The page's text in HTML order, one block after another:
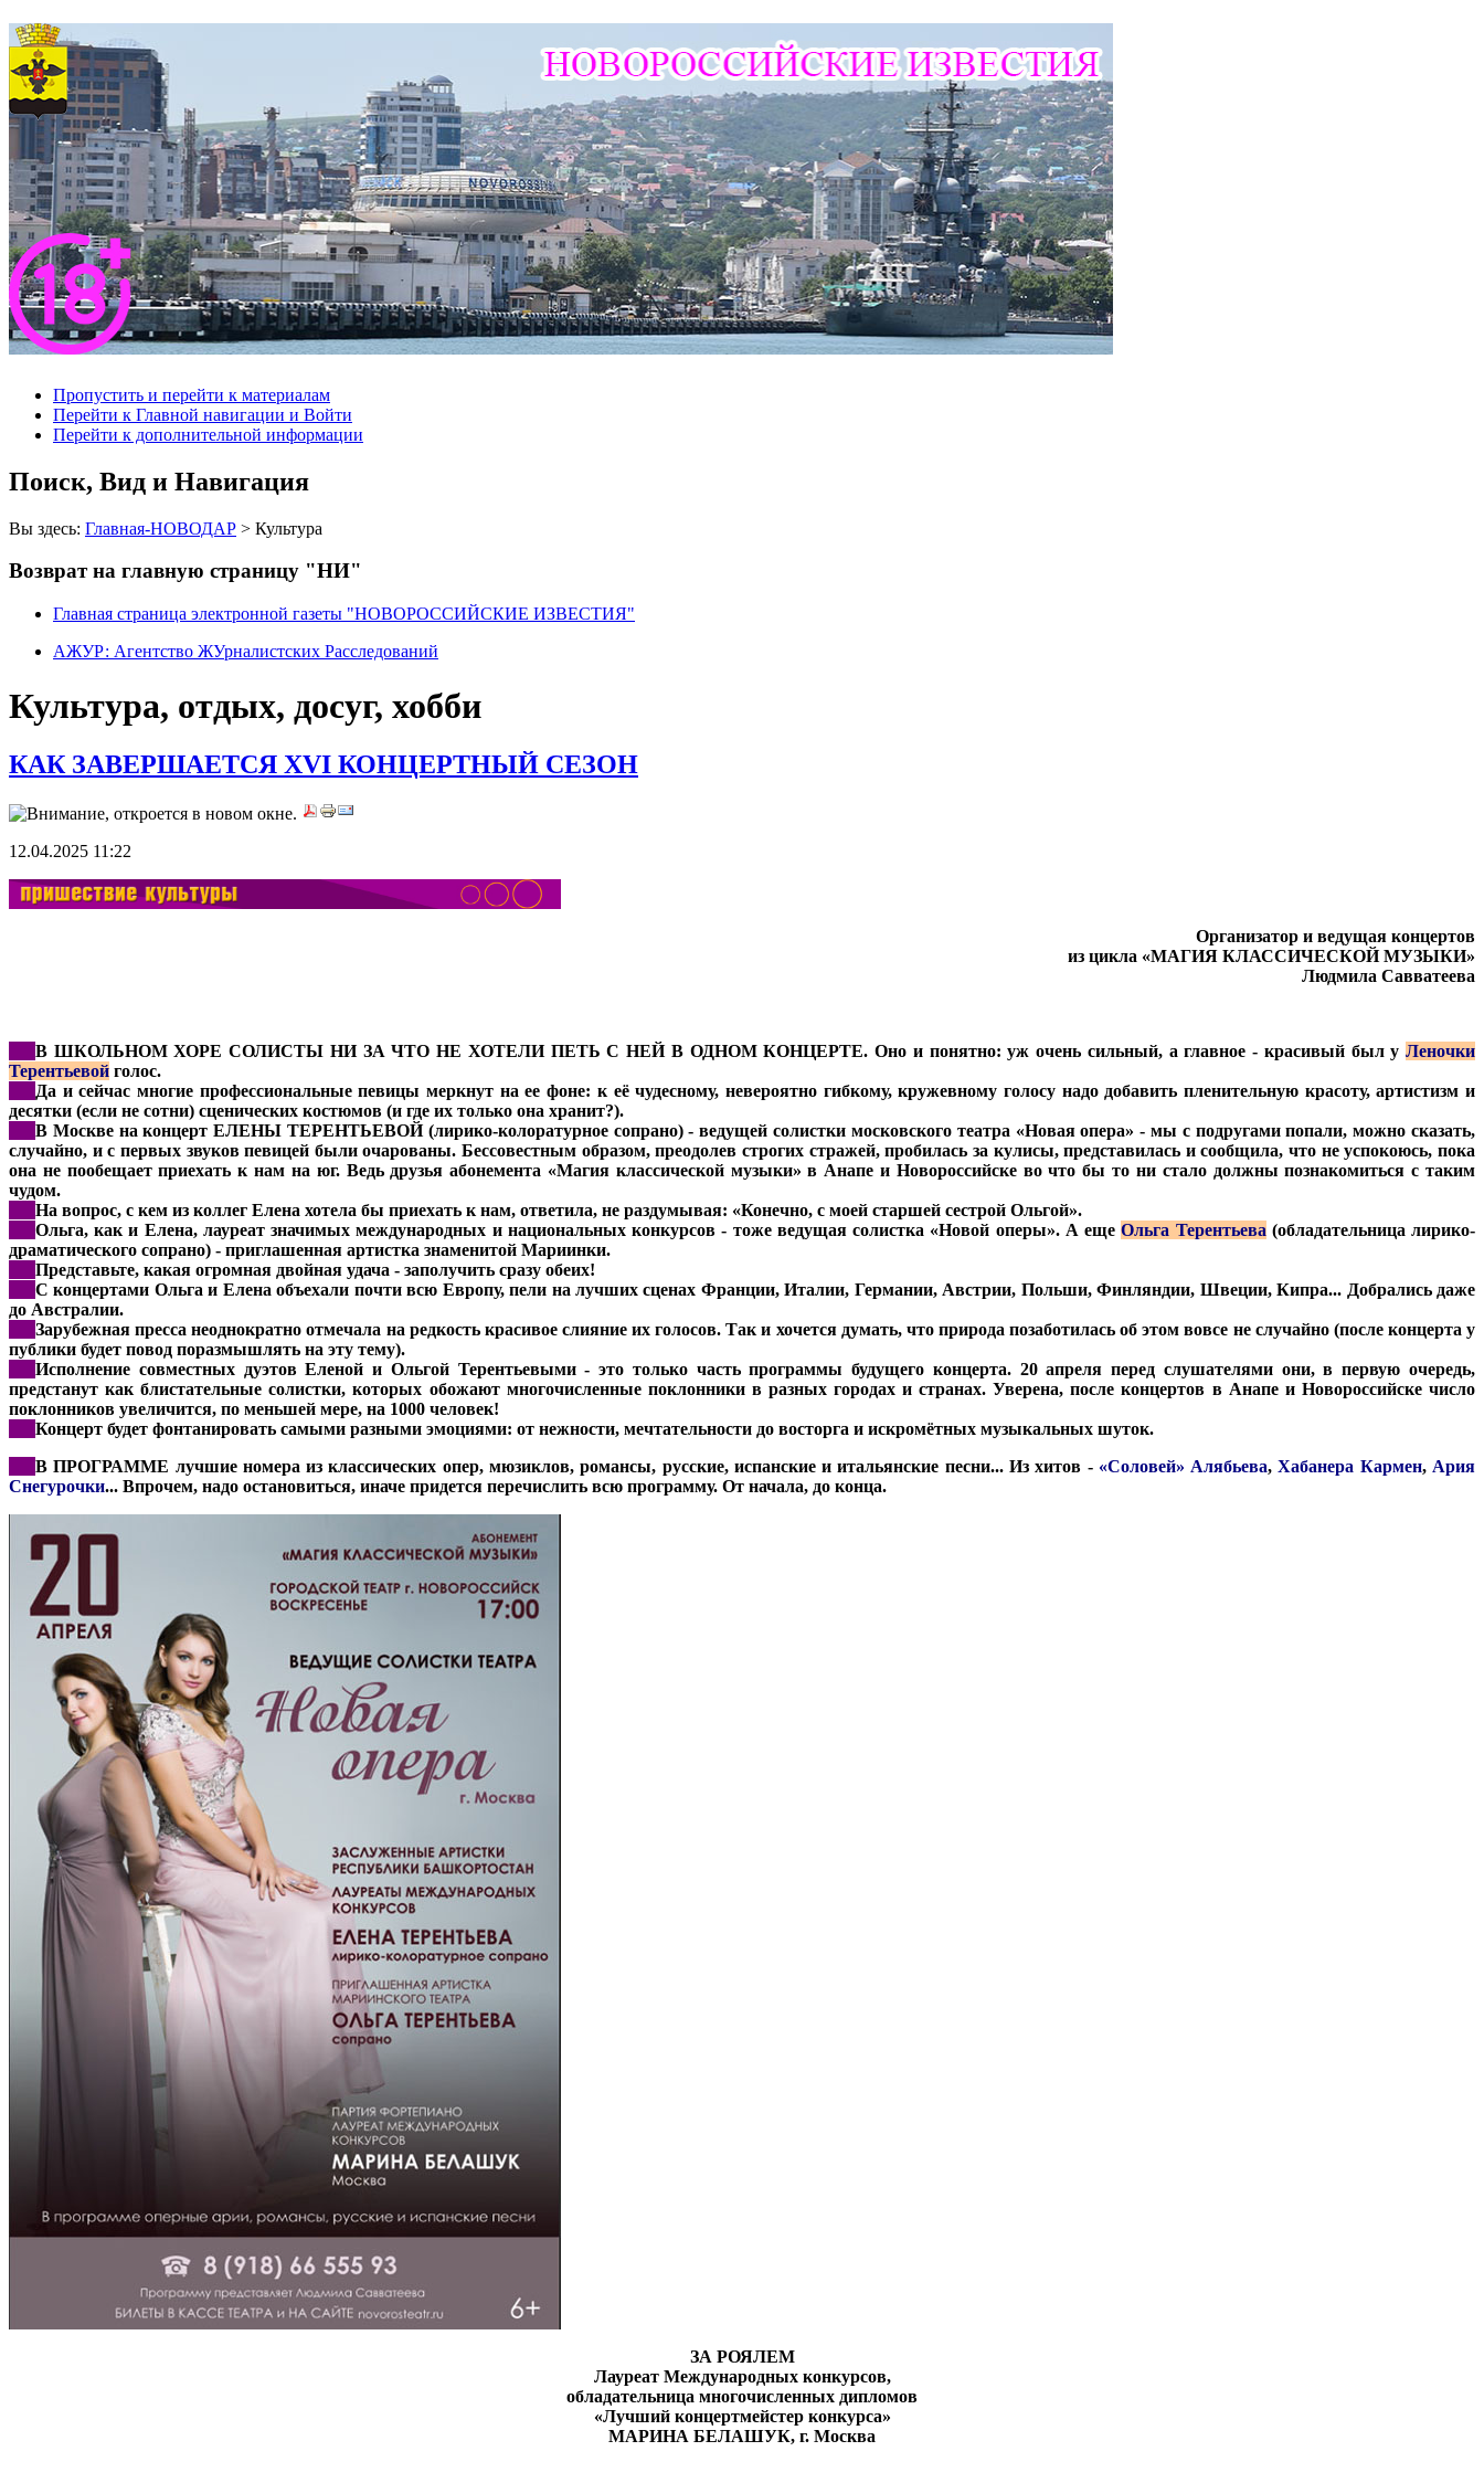
Пропустить и перейти к материалам
Перейти к Главной навигации и Войти
Перейти к дополнительной информации
Поиск, Вид и Навигация
Вы здесь: Главная-НОВОДАР > Культура
Возврат на главную страницу "НИ"
Главная страница электронной газеты "НОВОРОССИЙСКИЕ ИЗВЕСТИЯ"
АЖУР: Агентство ЖУрналистских Расследований
Культура, отдых, досуг, хобби
КАК ЗАВЕРШАЕТСЯ XVI КОНЦЕРТНЫЙ СЕЗОН
12.04.2025 11:22
Организатор и ведущая концертов
из цикла «МАГИЯ КЛАССИЧЕСКОЙ МУЗЫКИ»
Людмила Савватеева
В ШКОЛЬНОМ ХОРЕ СОЛИСТЫ НИ ЗА ЧТО НЕ ХОТЕЛИ ПЕТЬ С НЕЙ В ОДНОМ КОНЦЕРТЕ. Оно и понятно: уж очень сильный, а главное - красивый был у Леночки
Терентьевой голос.
Да и сейчас многие профессиональные певицы меркнут на ее фоне: к её чудесному, невероятно гибкому, кружевному голосу надо добавить пленительную красоту, артистизм и
десятки (если не сотни) сценических костюмов (и где их только она хранит?).
В Москве на концерт ЕЛЕНЫ ТЕРЕНТЬЕВОЙ (лирико-колоратурное сопрано) - ведущей солистки московского театра «Новая опера» - мы с подругами попали, можно сказать,
случайно, и с первых звуков певицей были очарованы. Бессовестным образом, преодолев строгих стражей, пробилась за кулисы, представилась и сообщила, что не успокоюсь, пока
она не пообещает приехать к нам на юг. Ведь друзья абонемента «Магия классической музыки» в Анапе и Новороссийске во что бы то ни стало должны познакомиться с таким
чудом.
На вопрос, с кем из коллег Елена хотела бы приехать к нам, ответила, не раздумывая: «Конечно, с моей старшей сестрой Ольгой».
Ольга, как и Елена, лауреат значимых международных и национальных конкурсов - тоже ведущая солистка «Новой оперы». А ещеОльга Терентьева (обладательница лирико-
драматического сопрано) - приглашенная артистка знаменитой Мариинки.
Представьте, какая огромная двойная удача - заполучить сразу обеих!
С концертами Ольга и Елена объехали почти всю Европу, пели на лучших сценах Франции, Италии, Германии, Австрии, Польши, Финляндии, Швеции, Кипра... Добрались даже
до Австралии.
Зарубежная пресса неоднократно отмечала на редкость красивое слияние их голосов. Так и хочется думать, что природа позаботилась об этом вовсе не случайно (после концерта у
публики будет повод поразмышлять на эту тему).
Исполнение совместных дуэтов Еленой и Ольгой Терентьевыми - это только часть программы будущего концерта. 20 апреля перед слушателями они, в первую очередь,
предстанут как блистательные солистки, которых обожают многочисленные поклонники в разных городах и странах. Уверена, после концертов в Анапе и Новороссийске число
поклонников увеличится, по меньшей мере, на 1000 человек!
Концерт будет фонтанировать самыми разными эмоциями: от нежности, мечтательности до восторга и искромётных музыкальных шуток.
В ПРОГРАММЕ лучшие номера из классических опер, мюзиклов, романсы, русские, испанские и итальянские песни... Из хитов - «Соловей» Алябьева,Хабанера Кармен, Ария
Снегурочки... Впрочем, надо остановиться, иначе придется перечислить всю программу. От начала, до конца.
ЗА РОЯЛЕМ
Лауреат Международных конкурсов,
обладательница многочисленных дипломов
«Лучший концертмейстер конкурса»
МАРИНА БЕЛАШУК, г. Москва